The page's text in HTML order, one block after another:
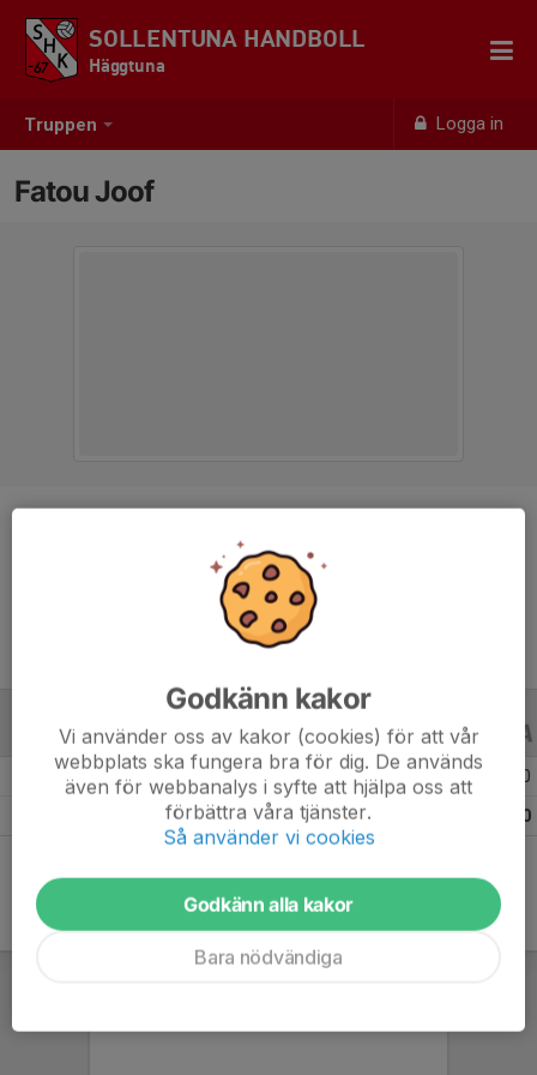
Truppen Logga in
SOLLENTUNA HANDBOLL
Häggtuna
Fatou Joof
23 år
ALLA SERIER ALLA ÅR
Säsongen 25/26 0
0
Godkänn kakor
Vi använder oss av kakor (cookies) för att vår
webbplats ska fungera bra för dig. De används
även för webbanalys i syfte att hjälpa oss att
förbättra våra tjänster.
Så använder vi cookies
Godkänn alla kakor
Bara nödvändiga